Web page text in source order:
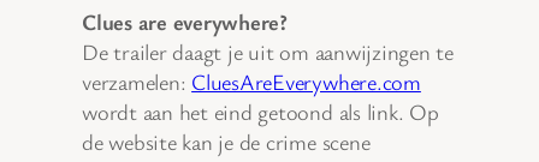
Clues are everywhere?
De trailer daagt je uit om aanwijzingen te
verzamelen: CluesAreEverywhere.com
wordt aan het eind getoond als link. Op
de website kan je de crime scene